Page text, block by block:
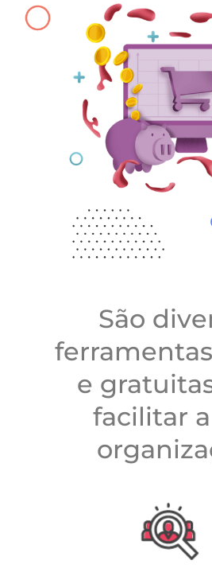
São
e
facilitar